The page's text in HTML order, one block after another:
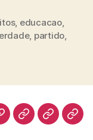
, educacao,
, partido,
ArtigosNorte